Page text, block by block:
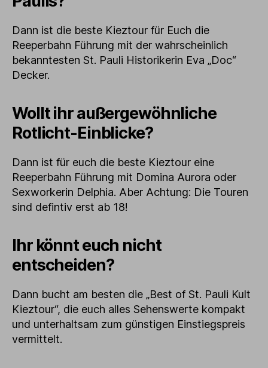
Dann ist die beste Kieztour für Euch die
Reeperbahn Führung mit der wahrscheinlich
bekanntesten St. Pauli Historikerin Eva „Doc“
Decker.
Wollt ihr außergewöhnliche
Rotlicht-Einblicke?
Dann ist für euch die beste Kieztour eine
Reeperbahn Führung mit Domina Aurora oder
Sexworkerin Delphia. Aber Achtung: Die Touren
sind defintiv erst ab 18!
Ihr könnt euch nicht
entscheiden?
Dann bucht am besten die „Best of St. Pauli Kult
Kieztour“, die euch alles Sehenswerte kompakt
und unterhaltsam zum günstigen Einstiegspreis
vermittelt.